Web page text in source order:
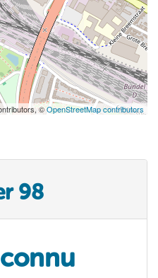
©OpenStreetMap contributors
98